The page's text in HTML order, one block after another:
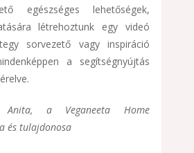
egészséges lehetőségek,
létrehoztunk egy videó
sorvezető vagy inspiráció
a segítségnyújtás
a Veganeeta Home
és tulajdonosa